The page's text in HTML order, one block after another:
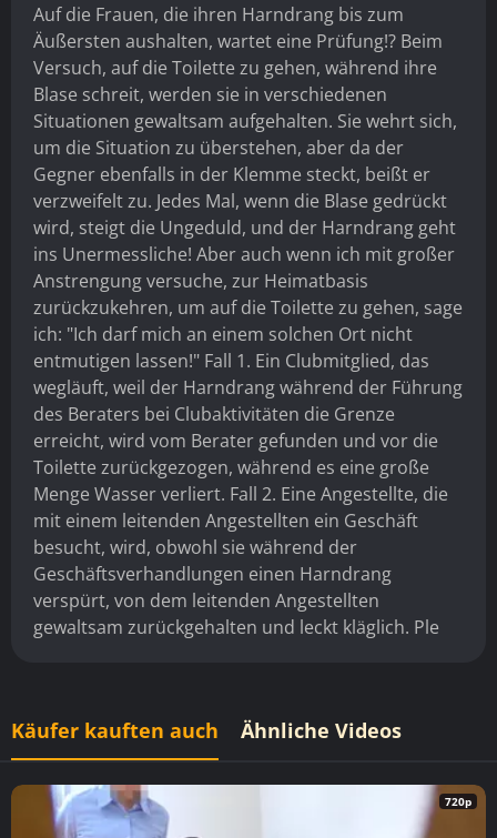
Auf die Frauen, die ihren Harndrang bis zum
Äußersten aushalten, wartet eine Prüfung!? Beim
Versuch, auf die Toilette zu gehen, während ihre
Blase schreit, werden sie in verschiedenen
Situationen gewaltsam aufgehalten. Sie wehrt sich,
um die Situation zu überstehen, aber da der
Gegner ebenfalls in der Klemme steckt, beißt er
verzweifelt zu. Jedes Mal, wenn die Blase gedrückt
wird, steigt die Ungeduld, und der Harndrang geht
ins Unermessliche! Aber auch wenn ich mit großer
Anstrengung versuche, zur Heimatbasis
zurückzukehren, um auf die Toilette zu gehen, sage
ich: "Ich darf mich an einem solchen Ort nicht
entmutigen lassen!" Fall 1. Ein Clubmitglied, das
wegläuft, weil der Harndrang während der Führung
des Beraters bei Clubaktivitäten die Grenze
erreicht, wird vom Berater gefunden und vor die
Toilette zurückgezogen, während es eine große
Menge Wasser verliert. Fall 2. Eine Angestellte, die
mit einem leitenden Angestellten ein Geschäft
besucht, wird, obwohl sie während der
Geschäftsverhandlungen einen Harndrang
verspürt, von dem leitenden Angestellten
gewaltsam zurückgehalten und leckt kläglich. Ple
Käufer kauften auch Ähnliche Videos
720p